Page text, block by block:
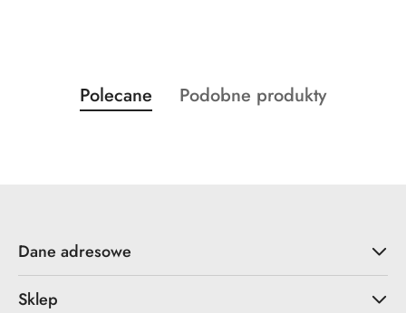
Pomiń karuzelę produktów
Produkty
o
Polecane
Produkty
Podobne produkty
Dane adresowe
Sklep